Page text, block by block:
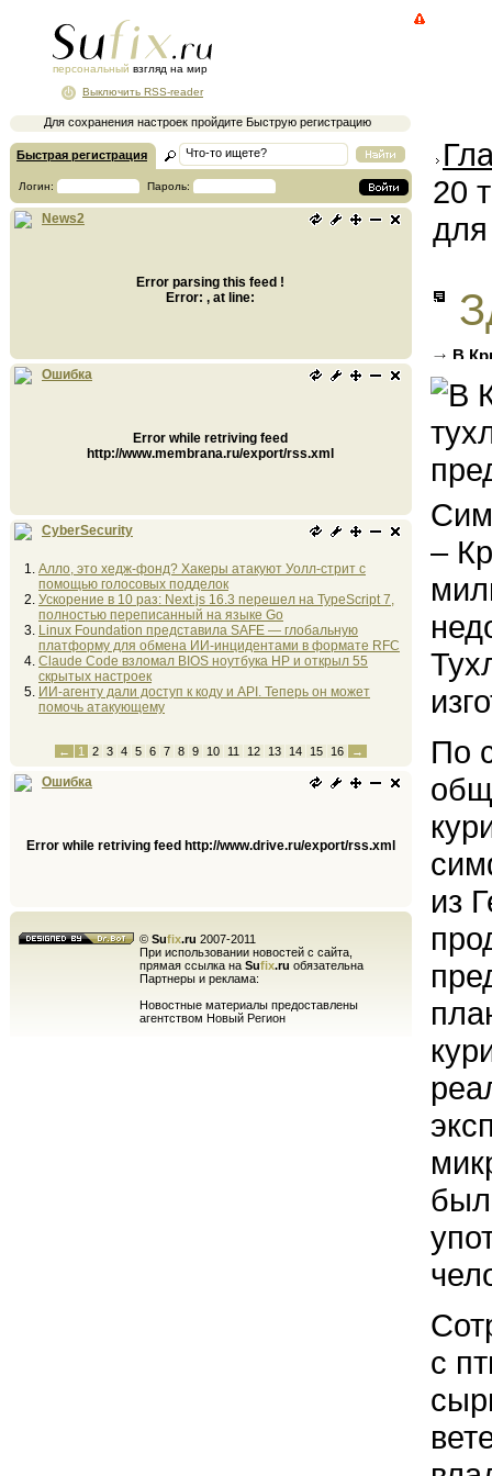
персональный взгляд на мир
Для сохранения настроек пройдите Быструю регистрацию
Выключить RSS-reader
Быстрая регистрация
Логин: Пароль:
News2
Error parsing this feed !
Error: , at line:
Ошибка
Error while retriving feed
http://www.membrana.ru/export/rss.xml
CyberSecurity
Алло, это хедж-фонд? Хакеры атакуют Уолл-стрит с
помощью голосовых подделок
Ускорение в 10 раз: Next.js 16.3 перешел на TypeScript 7,
полностью переписанный на языке Go
Linux Foundation представила SAFE — глобальную
платформу для обмена ИИ-инцидентами в формате RFC
Claude Code взломал BIOS ноутбука HP и открыл 55
скрытых настроек
ИИ-агенту дали доступ к коду и API. Теперь он может
помочь атакующему
← 1 2 3 4 5 6 7 8 9 10 11 12 13 14 15 16 →
Ошибка
Error while retriving feed http://www.drive.ru/export/rss.xml
© Sufix.ru 2007-2011
При использовании новостей с сайта,
прямая ссылка на Sufix.ru обязательна
Партнеры и реклама:
Новостные материалы предоставлены
агентством Новый Регион
20
В
–
По
из
с